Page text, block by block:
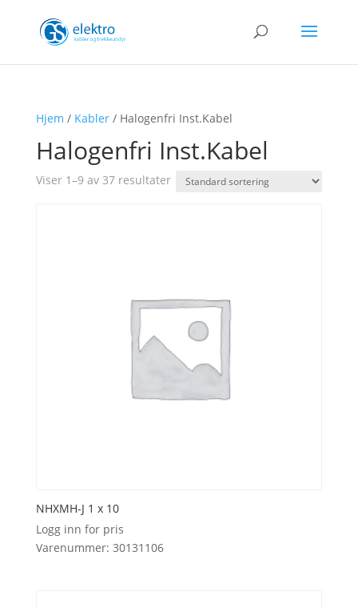
Hjem / Kabler/ Halogenfri Inst.Kabel
Halogenfri Inst.Kabel
Viser 1–9 av 37 resultater
NHXMH-J 1 x 10
Logg inn for pris
Varenummer: 30131106